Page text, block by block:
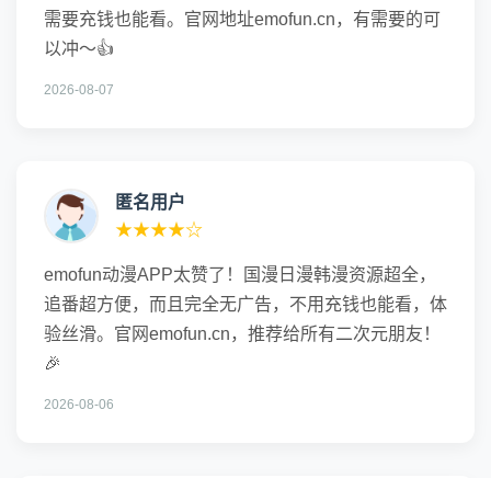
需要充钱也能看。官网地址emofun.cn，有需要的可
以冲～👍
2026-08-07
匿名用户
★★★★☆
emofun动漫APP太赞了！国漫日漫韩漫资源超全，
追番超方便，而且完全无广告，不用充钱也能看，体
验丝滑。官网emofun.cn，推荐给所有二次元朋友！
🎉
2026-08-06